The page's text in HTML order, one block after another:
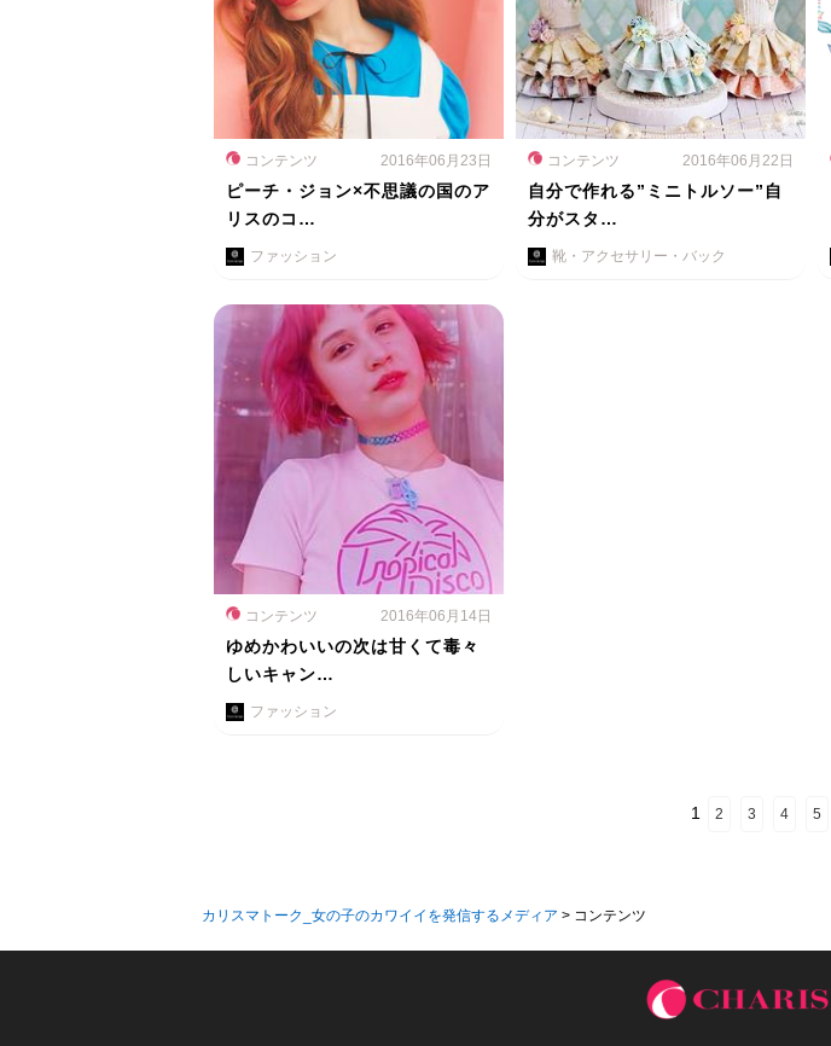
コンテンツ 2016年06月23日
ピーチ・ジョン×不思議の国のア
リスのコ…
ファッション
コンテンツ 2016年06月22日
自分で作れる”ミニトルソー”自
分がスタ…
靴・アクセサリー・バック
コンテンツ 2016年06月14日
ゆめかわいいの次は甘くて毒々
しいキャン…
ファッション
1 2 3 4 5
カリスマトーク_女の子のカワイイを発信するメディア > コンテンツ